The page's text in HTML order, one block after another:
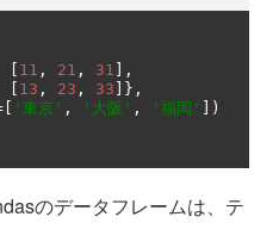
11 , 21 , 31 ],
13 , 23 , 33 ]},
'東京' , '大阪' , '福岡' ])
のデータフレームは、テ